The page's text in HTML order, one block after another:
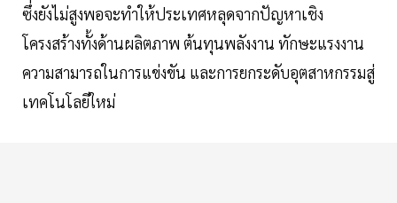
ซึ่งยังไม่สูงพอจะทำให้ประเทศหลุดจากปัญหาเชิง
โครงสร้างทั้งด้านผลิตภาพ ต้นทุนพลังงาน ทักษะแรงงาน
ความสามารถในการแข่งขัน และการยกระดับอุตสาหกรรมสู่
เทคโนโลยีใหม่